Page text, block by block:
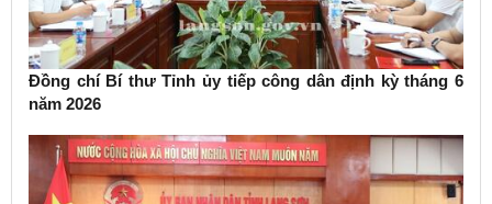
Đồng chí Bí thư Tỉnh ủy tiếp công dân định kỳ tháng 6
năm 2026